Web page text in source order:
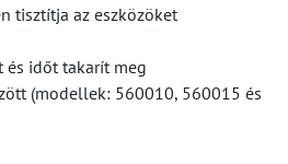
tisztítja az eszközöket
és időt takarít meg
(modellek: 560010, 560015 és